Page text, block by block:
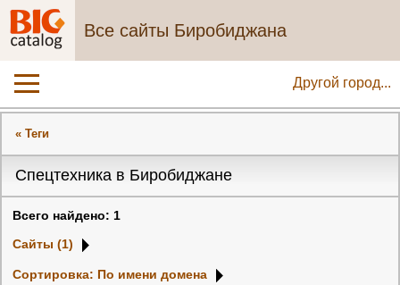
Все сайты Биробиджана
Другой город...
« Теги
Спецтехника в Биробиджане
Всего найдено: 1
Сайты (1)
Сортировка: По имени домена